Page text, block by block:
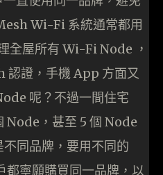
Wi-Fi 系統通常都用
全屋所有 Wi-Fi Node ，
認證，手機 App 方面又
呢？不過一間住宅
Node，甚至 5 個 Node
同品牌，要用不同的
寧願購買同一品牌，以